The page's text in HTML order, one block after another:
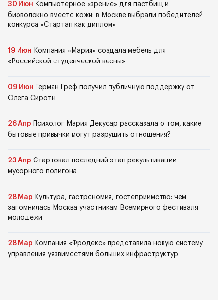
30 Июн Компьютерное «зрение» для пастбищ и
биоволокно вместо кожи: в Москве выбрали победителей
конкурса «Стартап как диплом»
19 Июн Компания «Мария» создала мебель для
«Российской студенческой весны»
09 Июн
Герман Греф получил публичную поддержку от
Олега Сироты
26 Апр
Психолог Мария Декусар рассказала о том, какие
бытовые привычки могут разрушить отношения?
23 Апр Стартовал последний этап рекультивации
мусорного полигона
28 Мар Культура, гастрономия, гостеприимство: чем
запомнилась Москва участникам Всемирного фестиваля
молодежи
28 Мар Компания «Фродекс» представила новую систему
управления уязвимостями больших инфраструктур